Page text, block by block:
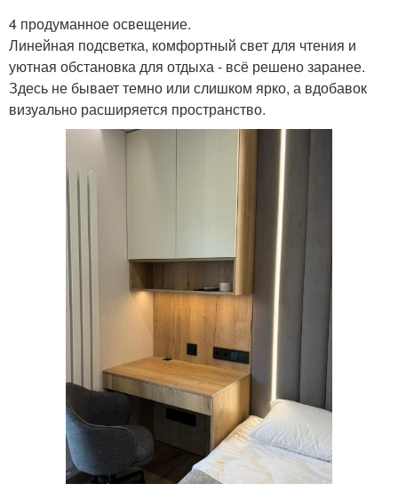
4 продуманное освещение.
Линейная подсветка, комфортный свет для чтения и
уютная обстановка для отдыха - всё решено заранее.
Здесь не бывает темно или слишком ярко, а вдобавок
визуально расширяется пространство.